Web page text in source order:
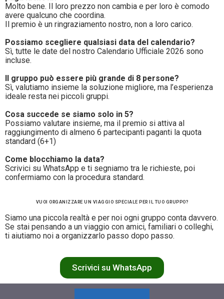
Molto bene. Il loro prezzo non cambia e per loro è comodo
avere qualcuno che coordina.
Il premio è un ringraziamento nostro, non a loro carico.
Possiamo scegliere qualsiasi data del calendario?
Sì, tutte le date del nostro Calendario Ufficiale 2026 sono
incluse.
Il gruppo può essere più grande di 8 persone?
Sì, valutiamo insieme la soluzione migliore, ma l’esperienza
ideale resta nei piccoli gruppi.
Cosa succede se siamo solo in 5?
Possiamo valutare insieme, ma il premio si attiva al
raggiungimento di almeno 6 partecipanti paganti la quota
standard (6+1)
Come blocchiamo la data?
Scrivici su WhatsApp e ti segniamo tra le richieste, poi
confermiamo con la procedura standard.
VUOI ORGANIZZARE UN VIAGGIO SPECIALE PER IL TUO GRUPPO?
Siamo una piccola realtà e per noi ogni gruppo conta davvero.
Se stai pensando a un viaggio con amici, familiari o colleghi,
ti aiutiamo noi a organizzarlo passo dopo passo.
Scrivici su WhatsApp